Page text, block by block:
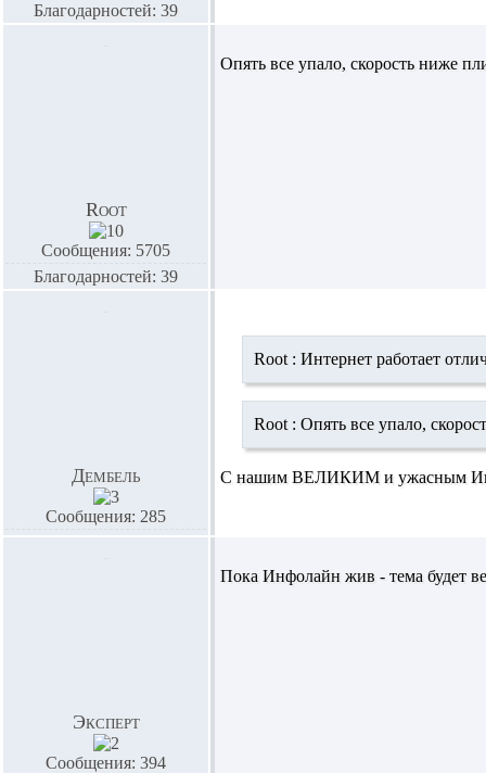
Благодарностей: 39
Root
Сообщения: 5705
Благодарностей: 39
Опять все упало, скорость ниже
Дембель
Сообщения: 285
Root : Интернет работает
Root : Опять все упало,
С нашим ВЕЛИКИМ и ужасным
Эксперт
Сообщения: 394
Пока Инфолайн жив - тема будет